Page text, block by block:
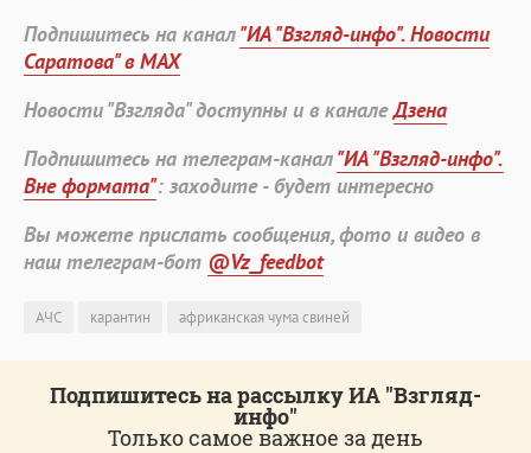
Подпишитесь на канал"ИА "Взгляд-инфо". Новости
Саратова" в MAX
Новости "Взгляда" доступны и в каналеДзена
Подпишитесь на телеграм-канал"ИА "Взгляд-инфо".
Вне формата": заходите - будет интересно
Вы можете прислать сообщения, фото и видео в
наш телеграм-бот @Vz_feedbot
АЧС карантин африканская чума свиней
Подпишитесь на рассылку ИА "Взгляд-
инфо"
Только самое важное за день